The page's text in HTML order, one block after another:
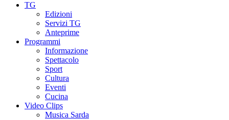
TG
Edizioni
Servizi TG
Anteprime
Programmi
Informazione
Spettacolo
Sport
Cultura
Eventi
Cucina
Video Clips
Musica Sarda